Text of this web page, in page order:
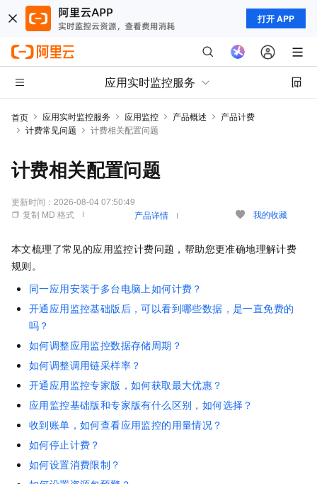
打开 APP
应用实时监控服务
首页 应用实时监控服务 应用监控 产品概述
产品计费
计费常见问题
计费相关配置问题
计费相关配置问题
更新时间： 2026-08-04 07:50:49
复制 MD 格式
产品详情 我的收藏
本文梳理了常见的应用监控计费问题，帮助您更准确地理解计费
规则。
同一应用安装于多台电脑上如何计费？
开通应用监控基础版后，可以看到哪些数据，是一直免费的
吗？
如何调整应用监控数据存储周期？
如何调整调用链采样率？
开通应用监控专家版，如何获取最大优惠？
应用监控基础版和专家版有什么区别，如何选择？
收到账单，如何查看应用监控的用量情况？
如何停止计费？
如何设置消费限制？